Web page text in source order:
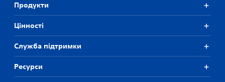
Продукти
Цiнностi
Служба підтримки
Ресурси